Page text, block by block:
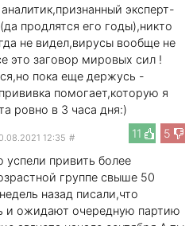
эксперт-
продлятся его годы),никто
не видел,вирусы вообще не
это заговор мировых сил !
пока еще держусь -
помогает,которую я
ровно в 3 часа дня:)
11
5
12:35 #
успели привить более
группе свыше 50
назад писали,что
и ожидают очередную партию